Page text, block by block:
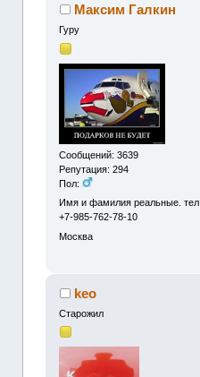
Максим Галкин
Гуру
Сообщений: 3639
Репутация: 294
Пол:
Имя и фамилия реальные. тел.
+7-985-762-78-10
Москва
keo
Старожил